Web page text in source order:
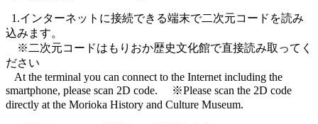
1.インターネットに接続できる端末で二次元コードを読み
込みます。
※二次元コードはもりおか歴史文化館で直接読み取ってく
ださい
At the terminal you can connect to the Internet including the
smartphone, please scan 2D code. ※Please scan the 2D code
directly at the Morioka History and Culture Museum.